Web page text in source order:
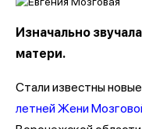
Изначально
матери.
Стали известны
летней Жени